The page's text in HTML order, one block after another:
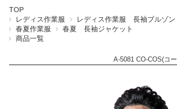
TOP
レディス作業服
レディス作業服 長袖ブルゾン
春夏作業服
春夏 長袖ジャケット
商品一覧
A-5081 CO-COS(コ